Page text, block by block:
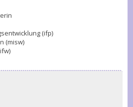
(ifp)
(misw)